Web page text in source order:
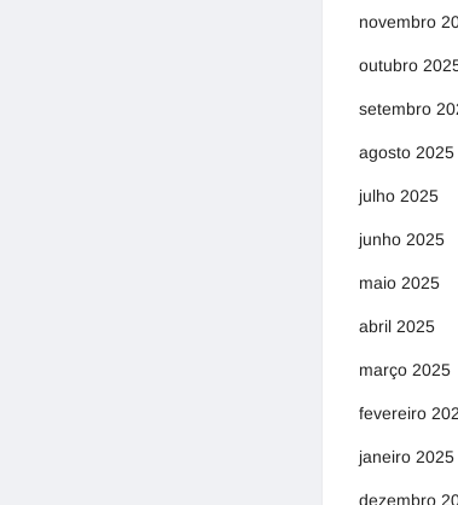
novembro
outubro
setembro
agosto 2025
julho 2025
junho 2025
maio 2025
abril 2025
março 2025
fevereiro
janeiro 2025
dezembro